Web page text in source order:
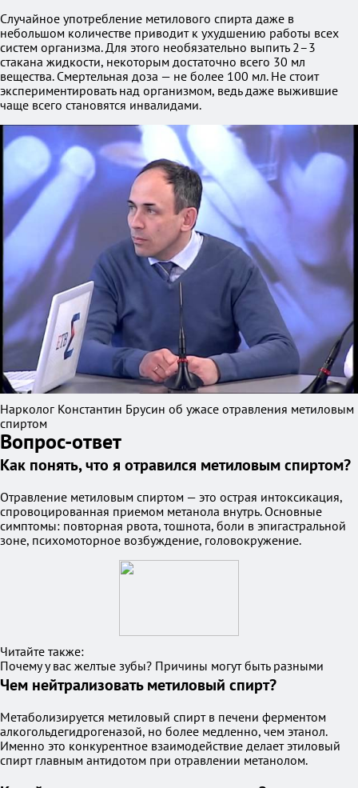
Случайное употребление метилового спирта даже в
небольшом количестве приводит к ухудшению работы всех
систем организма. Для этого необязательно выпить 2–3
стакана жидкости, некоторым достаточно всего 30 мл
вещества. Смертельная доза — не более 100 мл. Не стоит
экспериментировать над организмом, ведь даже выжившие
чаще всего становятся инвалидами.
Нарколог Константин Брусин об ужасе отравления метиловым
спиртом
Вопрос-ответ
Как понять, что я отравился метиловым спиртом?
Отравление метиловым спиртом — это острая интоксикация,
спровоцированная приемом метанола внутрь. Основные
симптомы: повторная рвота, тошнота, боли в эпигастральной
зоне, психомоторное возбуждение, головокружение.
Читайте также:
Почему у вас желтые зубы? Причины могут быть разными
Чем нейтрализовать метиловый спирт?
Метаболизируется метиловый спирт в печени ферментом
алкогольдегидрогеназой, но более медленно, чем этанол.
Именно это конкурентное взаимодействие делает этиловый
спирт главным антидотом при отравлении метанолом.